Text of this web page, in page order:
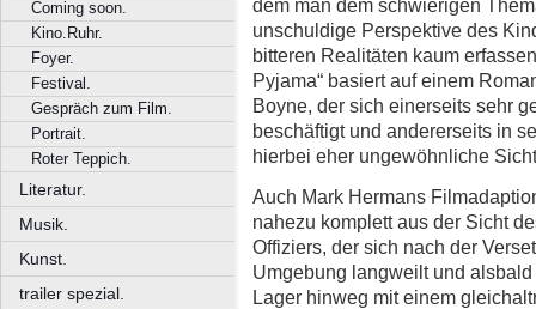
Coming soon.
Kino.Ruhr.
Foyer.
Festival.
Gespräch zum Film.
Portrait.
Roter Teppich.
Literatur.
Musik.
Kunst.
trailer spezial.
dem man dem schwierigen
unschuldige Perspektive des
bitteren Realitäten kaum
Pyjama“ basiert auf einem
Boyne, der sich einerseits sehr
beschäftigt und andererseits in
hierbei eher ungewöhnliche
Auch Mark Hermans
nahezu komplett aus der Sicht
Offiziers, der sich nach der
Umgebung langweilt und
Lager hinweg mit einem